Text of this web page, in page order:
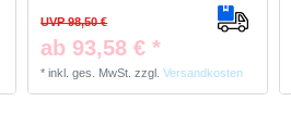
UVP 98,50 €
ab 93,58 € *
*inkl. ges. MwSt. zzgl.Versandkosten